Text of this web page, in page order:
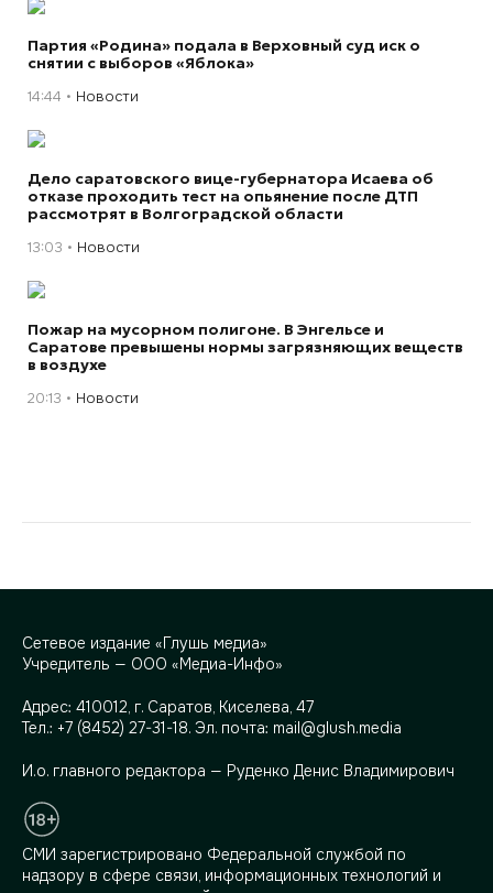
Партия «Родина» подала в Верховный суд иск о
снятии с выборов «Яблока»
14:44 Новости
Дело саратовского вице-губернатора Исаева об
отказе проходить тест на опьянение после ДТП
рассмотрят в Волгоградской области
13:03 Новости
Пожар на мусорном полигоне. В Энгельсе и
Саратове превышены нормы загрязняющих веществ
в воздухе
20:13 Новости
Сетевое издание «Глушь медиа»
Учредитель — ООО «Медиа-Инфо»
Адрес: 410012, г. Саратов, Киселева, 47
Тел.: +7 (8452) 27-31-18. Эл. почта: mail@glush.media
И.о. главного редактора — Руденко Денис Владимирович
СМИ зарегистрировано Федеральной службой по
надзору в сфере связи, информационных технологий и